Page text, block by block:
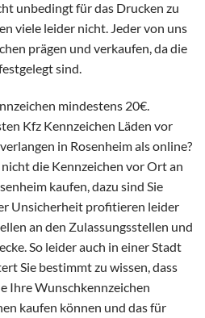
unbedingt für das Drucken zu
viele leider nicht. Jeder von uns
prägen und verkaufen, da die
sind.
mindestens 20€.
Kfz Kennzeichen Läden vor
in Rosenheim als online?
die Kennzeichen vor Ort an
kaufen, dazu sind Sie
Unsicherheit profitieren leider
an den Zulassungsstellen und
So leider auch in einer Stadt
Sie bestimmt zu wissen, dass
Ihre Wunschkennzeichen
kaufen können und das für